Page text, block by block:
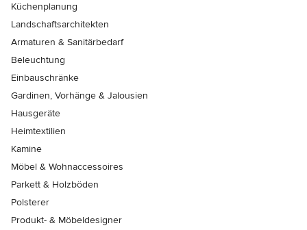
Küchenplanung
Landschaftsarchitekten
Armaturen & Sanitärbedarf
Beleuchtung
Einbauschränke
Gardinen, Vorhänge & Jalousien
Hausgeräte
Heimtextilien
Kamine
Möbel & Wohnaccessoires
Parkett & Holzböden
Polsterer
Produkt- & Möbeldesigner